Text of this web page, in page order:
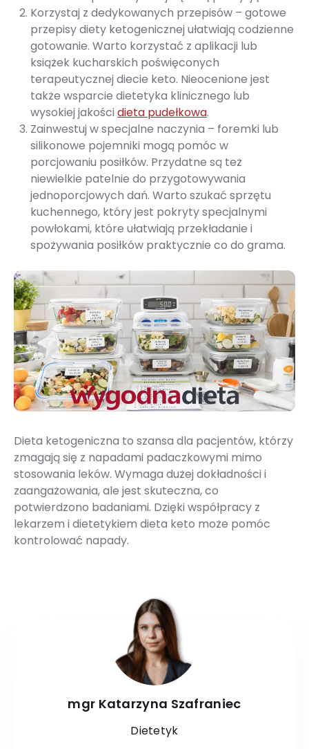
Korzystaj z dedykowanych przepisów – gotowe
przepisy diety ketogenicznej ułatwiają codzienne
gotowanie. Warto korzystać z aplikacji lub
książek kucharskich poświęconych
terapeutycznej diecie keto. Nieocenione jest
także wsparcie dietetyka klinicznego lub
wysokiej jakości dieta pudełkowa.
Zainwestuj w specjalne naczynia – foremki lub
silikonowe pojemniki mogą pomóc w
porcjowaniu posiłków. Przydatne są też
niewielkie patelnie do przygotowywania
jednoporcjowych dań. Warto szukać sprzętu
kuchennego, który jest pokryty specjalnymi
powłokami, które ułatwiają przekładanie i
spożywania posiłków praktycznie co do grama.
Dieta ketogeniczna to szansa dla pacjentów, którzy
zmagają się z napadami padaczkowymi mimo
stosowania leków. Wymaga dużej dokładności i
zaangażowania, ale jest skuteczna, co
potwierdzono badaniami. Dzięki współpracy z
lekarzem i dietetykiem dieta keto może pomóc
kontrolować napady.
mgr Katarzyna Szafraniec
Dietetyk